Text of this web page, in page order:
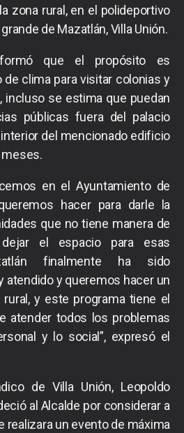
zona rural, en el polideportivo
de Mazatlán, Villa Unión.
que el propósito es
de clima para visitar colonias y
incluso se estima que puedan
públicas fuera del palacio
del mencionado edificio
en el Ayuntamiento de
hacer para darle la
que no tiene manera de
el espacio para esas
finalmente ha sido
atendido y queremos hacer un
y este programa tiene el
atender todos los problemas
y lo social”, expresó el
de Villa Unión, Leopoldo
al Alcalde por considerar a
realizara un evento de máxima